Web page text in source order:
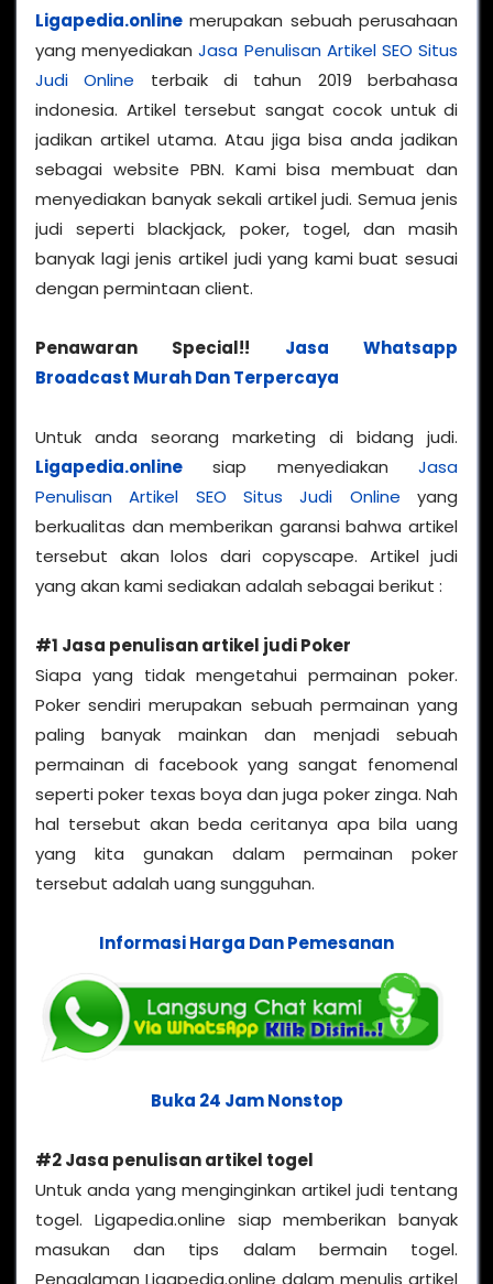
Ligapedia.online merupakan sebuah perusahaan
yang menyediakanJasa Penulisan Artikel SEO Situs
Judi Online terbaik di tahun 2019 berbahasa
indonesia. Artikel tersebut sangat cocok untuk di
jadikan artikel utama. Atau jiga bisa anda jadikan
sebagai website PBN. Kami bisa membuat dan
menyediakan banyak sekali artikel judi. Semua jenis
judi seperti blackjack, poker, togel, dan masih
banyak lagi jenis artikel judi yang kami buat sesuai
dengan permintaan client.
Penawaran Special!! Jasa Whatsapp
Broadcast Murah Dan Terpercaya
Untuk anda seorang marketing di bidang judi.
Ligapedia.online siap menyediakan Jasa
Penulisan Artikel SEO Situs Judi Online yang
berkualitas dan memberikan garansi bahwa artikel
tersebut akan lolos dari copyscape. Artikel judi
yang akan kami sediakan adalah sebagai berikut :
#1 Jasa penulisan artikel judi Poker
Siapa yang tidak mengetahui permainan poker.
Poker sendiri merupakan sebuah permainan yang
paling banyak mainkan dan menjadi sebuah
permainan di facebook yang sangat fenomenal
seperti poker texas boya dan juga poker zinga. Nah
hal tersebut akan beda ceritanya apa bila uang
yang kita gunakan dalam permainan poker
tersebut adalah uang sungguhan.
Informasi Harga Dan Pemesanan
Buka 24 Jam Nonstop
#2 Jasa penulisan artikel togel
Untuk anda yang menginginkan artikel judi tentang
togel. Ligapedia.online siap memberikan banyak
masukan dan tips dalam bermain togel.
Pengalaman Ligapedia.online dalam menulis artikel